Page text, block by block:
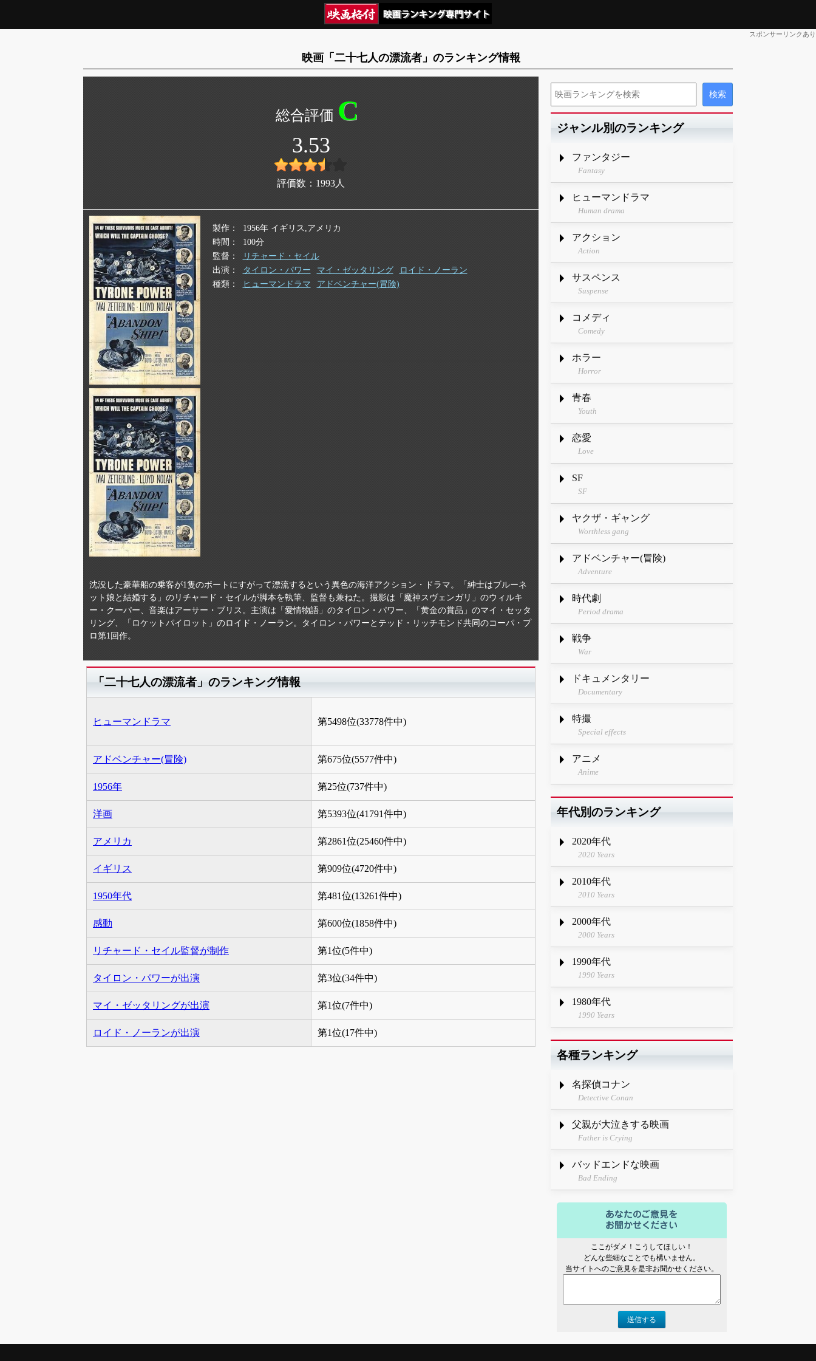
スポンサーリンクあり
映画「二十七人の漂流者」のランキング情報
C
3.53
評価数： 1993 人
製作
1956年 イギリス,アメリカ
時間
100分
監督
リチャード・セイル
出演
タイロン・パワー マイ・ゼッタリング
ロイド・ノーラン
種類
ヒューマンドラマ アドベンチャー(冒険)
沈没した豪華船の乗客が1隻のボートにすがって漂流するという異色の海洋アクション・ドラマ。「紳士はブルーネ
ット娘と結婚する」のリチャード・セイルが脚本を執筆、監督も兼ねた。撮影は「魔神スヴェンガリ」のウィルキ
ー・クーパー、音楽はアーサー・ブリス。主演は「愛情物語」のタイロン・パワー、「黄金の賞品」のマイ・セッタ
リング、「ロケットパイロット」のロイド・ノーラン。タイロン・パワーとテッド・リッチモンド共同のコーパ・プ
ロ第1回作。
「二十七人の漂流者」のランキング情報
ヒューマンドラマ 第5498位(33778件中)
アドベンチャー(冒険) 第675位(5577件中)
1956年 第25位(737件中)
洋画 第5393位(41791件中)
アメリカ 第2861位(25460件中)
イギリス 第909位(4720件中)
1950年代 第481位(13261件中)
感動 第600位(1858件中)
リチャード・セイル監督が制作 第1位(5件中)
タイロン・パワーが出演 第3位(34件中)
マイ・ゼッタリングが出演 第1位(7件中)
ロイド・ノーランが出演 第1位(17件中)
ジャンル別のランキング
ファンタジー
Fantasy
ヒューマンドラマ
Human drama
アクション
Action
サスペンス
Suspense
コメディ
Comedy
ホラー
Horror
青春
Youth
恋愛
Love
SF
SF
ヤクザ・ギャング
Worthless gang
アドベンチャー(冒険)
Adventure
時代劇
Period drama
戦争
War
ドキュメンタリー
Documentary
特撮
Special effects
アニメ
Anime
年代別のランキング
2020年代
2020 Years
2010年代
2010 Years
2000年代
2000 Years
1990年代
1990 Years
1980年代
1990 Years
各種ランキング
名探偵コナン
Detective Conan
父親が大泣きする映画
Father is Crying
バッドエンドな映画
Bad Ending
ここがダメ！こうしてほしい！
どんな些細なことでも構いません。
当サイトへのご意見を是非お聞かせください。
送信する